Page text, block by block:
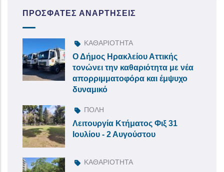
ΠΡΌΣΦΑΤΕΣ ΑΝΑΡΤΉΣΕΙΣ
ΚΑΘΑΡΙΟΤΗΤΑ
Ο Δήμος Ηρακλείου Αττικής
τονώνει την καθαριότητα με νέα
απορριμματοφόρα και έμψυχο
δυναμικό
ΠΟΛΗ
Λειτουργία Κτήματος Φιξ 31
Ιουλίου - 2 Αυγούστου
ΚΑΘΑΡΙΟΤΗΤΑ